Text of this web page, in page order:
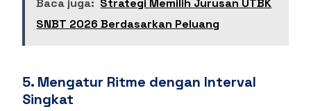
Baca juga: Strategi Memilih Jurusan UTBK
SNBT 2026 Berdasarkan Peluang
5. Mengatur Ritme dengan Interval
Singkat